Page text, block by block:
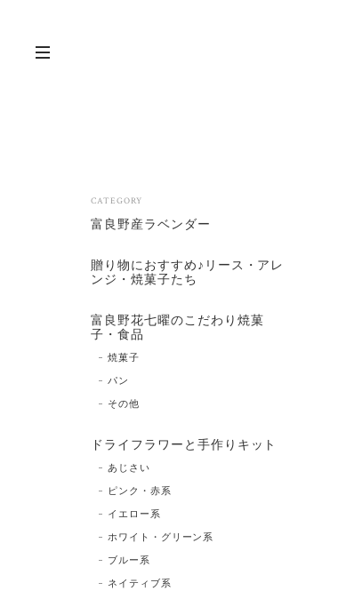
CATEGORY
富良野産ラベンダー
贈り物におすすめ♪リース・アレ
ンジ・焼菓子たち
富良野花七曜のこだわり焼菓
子・食品
焼菓子
パン
その他
ドライフラワーと手作りキット
あじさい
ピンク・赤系
イエロー系
ホワイト・グリーン系
ブルー系
ネイティブ系